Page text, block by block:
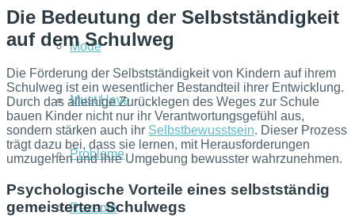
Mode
Must Have
Probleme
Rezepte
Die Bedeutung der Selbstständigkeit
auf dem Schulweg
Die Förderung der Selbstständigkeit von Kindern auf ihrem
Schulweg ist ein wesentlicher Bestandteil ihrer Entwicklung.
Durch das alleinige Zurücklegen des Weges zur Schule
bauen Kinder nicht nur ihr Verantwortungsgefühl aus,
sondern stärken auch ihr Selbstbewusstsein. Dieser Prozess
trägt dazu bei, dass sie lernen, mit Herausforderungen
umzugehen und ihre Umgebung bewusster wahrzunehmen.
Psychologische Vorteile eines selbstständig
gemeisterten Schulwegs